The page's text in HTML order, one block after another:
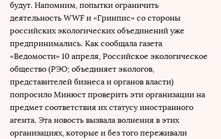
будут. Напомним, попытки ограничить
деятельность WWF и «Гринпис» со стороны
российских экологических объединений уже
предпринимались. Как сообщала газета
«Ведомости» 10 апреля, Российское экологическое
общество (РЭО; объединяет экологов,
представителей бизнеса и органов власти)
попросило Минюст проверить эти организации на
предмет соответствия их статусу иностранного
агента. Эта новость вызвала волнения в этих
организациях, которые и без того переживали